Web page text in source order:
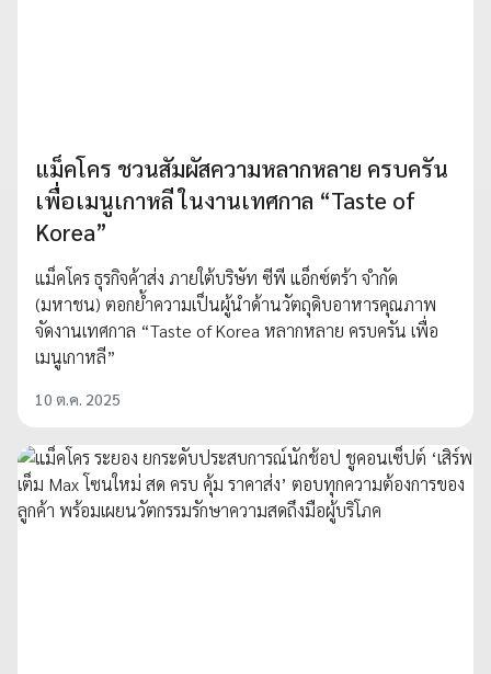
แม็คโคร ชวนสัมผัสความหลากหลาย ครบครัน
เพื่อเมนูเกาหลี ในงานเทศกาล “Taste of
Korea”
แม็คโคร ธุรกิจค้าส่ง ภายใต้บริษัท ซีพี แอ็กซ์ตร้า จำกัด
(มหาชน) ตอกย้ำความเป็นผู้นำด้านวัตถุดิบอาหารคุณภาพ
จัดงานเทศกาล “Taste of Korea หลากหลาย ครบครัน เพื่อ
เมนูเกาหลี”
10 ต.ค. 2025